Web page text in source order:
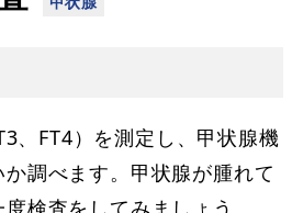
、FT4）を測定し、甲状腺機
か調べます。甲状腺が腫れて